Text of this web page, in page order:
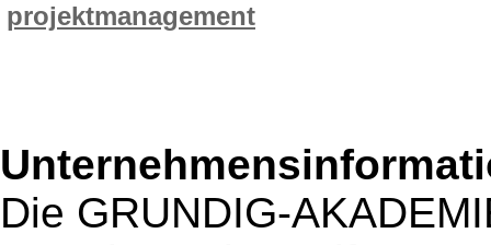
projektmanagement
Die GRUNDIG-